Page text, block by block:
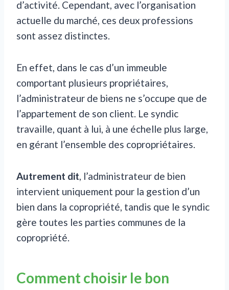
d’activité. Cependant, avec l’organisation
actuelle du marché, ces deux professions
sont assez distinctes.
En effet, dans le cas d’un immeuble
comportant plusieurs propriétaires,
l’administrateur de biens ne s’occupe que de
l’appartement de son client. Le syndic
travaille, quant à lui, à une échelle plus large,
en gérant l’ensemble des copropriétaires.
Autrement dit, l’administrateur de bien
intervient uniquement pour la gestion d’un
bien dans la copropriété, tandis que le syndic
gère toutes les parties communes de la
copropriété.
Comment choisir le bon